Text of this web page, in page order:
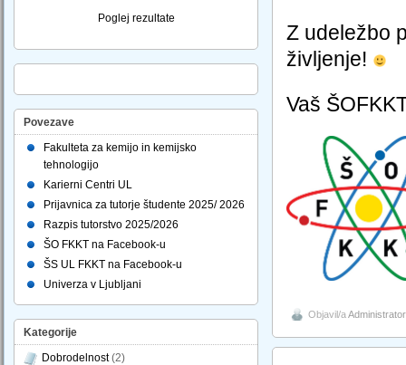
Z udeležbo
življenje!
Vaš
Objavil/aAdministrator
Poglej rezultate
Povezave
Fakulteta za kemijo in kemijsko
tehnologijo
Karierni Centri UL
Prijavnica za tutorje študente 2025/ 2026
Razpis tutorstvo 2025/2026
ŠO FKKT na Facebook-u
ŠS UL FKKT na Facebook-u
Univerza v Ljubljani
Kategorije
Dobrodelnost(2)